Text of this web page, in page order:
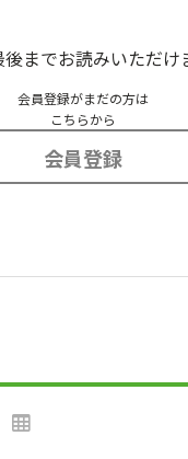
までお読みいただけ
会員登録がまだの方は
こちらから
会員登録